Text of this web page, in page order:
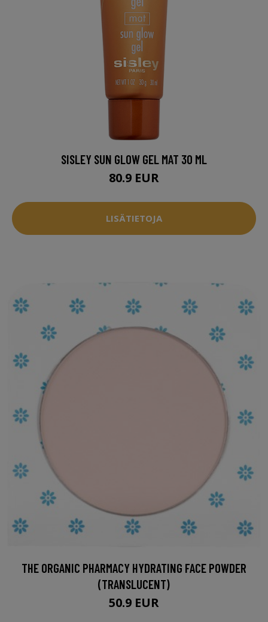
SISLEY SUN GLOW GEL MAT 30 ML
80.9 EUR
LISÄTIETOJA
THE ORGANIC PHARMACY HYDRATING FACE POWDER
(TRANSLUCENT)
50.9 EUR